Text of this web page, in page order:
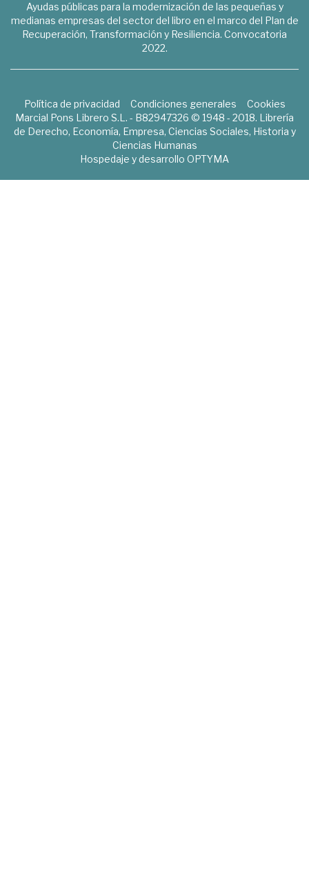
Ayudas públicas para la modernización de las pequeñas y
medianas empresas del sector del libro en el marco del Plan de
Recuperación, Transformación y Resiliencia. Convocatoria
2022.
Política de privacidad Condiciones generales
Cookies
Marcial Pons Librero S.L. - B82947326 © 1948 - 2018. Librería
de Derecho, Economía, Empresa, Ciencias Sociales, Historia y
Ciencias Humanas
Hospedaje y desarrollo OPTYMA